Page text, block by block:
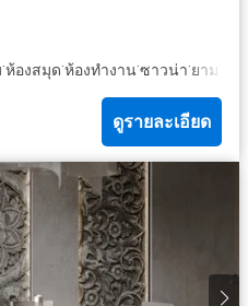
·ห้องสมุด·ห้องทำงาน·ซาวน่า·ยาม
ดูรายละเอียด